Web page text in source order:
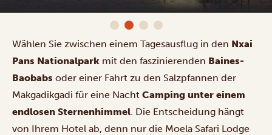
Wählen Sie zwischen einem Tagesausflug in den Nxai
Pans Nationalpark mit den faszinierenden Baines-
Baobabs oder einer Fahrt zu den Salzpfannen der
Makgadikgadi für eine Nacht Camping unter einem
endlosen Sternenhimmel . Die Entscheidung hängt
von Ihrem Hotel ab, denn nur die Moela Safari Lodge